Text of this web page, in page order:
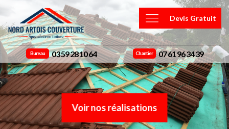
Devis Gratuit
Bureau 03 59 28 10 64 Chantier 07 61 96 34 39
Voir nos réalisations